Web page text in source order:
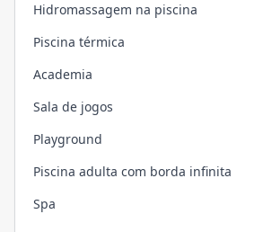
Hidromassagem na piscina
Piscina térmica
Academia
Sala de jogos
Playground
Piscina adulta com borda infinita
Spa